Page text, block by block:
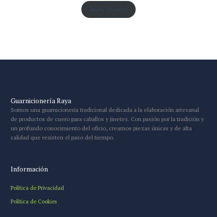
Añadir al carrito
Guarnicionería Raya
Somos una guarnicionería tradicional dedicada a la elaboración artesanal
de productos de cuero para caballos y jinetes. Con pasión por la tradición y
un profundo conocimiento del oficio, creamos piezas únicas y de alta
calidad que resisten el paso del tiempo.
Información
Política de Privacidad
Política de Cookies